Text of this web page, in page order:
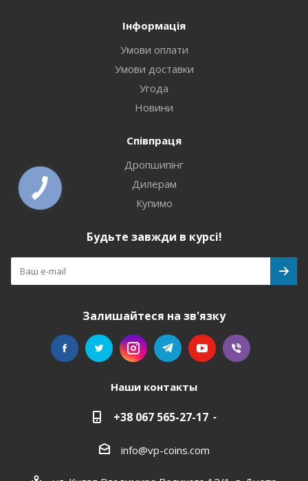
Інформація
Умови оплати
Умови доставки
Угода
Новини
Співпраця
Дропшипінг
Дилерам
Купимо
Будьте завжди в курсі!
Залишайтеся на зв'язку
Наши контакты
+38 067 565-27-17
info@vp-coins.com